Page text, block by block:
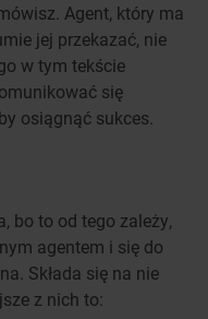
Agent, który ma
jej przekazać, nie
w tym tekście
się
osiągnąć sukces.
bo to od tego zależy,
agentem i się do
Składa się na nie
z nich to: